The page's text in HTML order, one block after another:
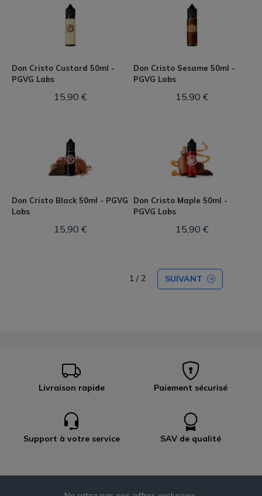
Don Cristo Custard 50ml -
PGVG Labs
15,90 €
Don Cristo Sesame 50ml -
PGVG Labs
15,90 €
Don Cristo Black 50ml - PGVG
Labs
15,90 €
Don Cristo Maple 50ml -
PGVG Labs
15,90 €
1 / 2 SUIVANT
Livraison rapide Paiement sécurisé
Support à votre service SAV de qualité